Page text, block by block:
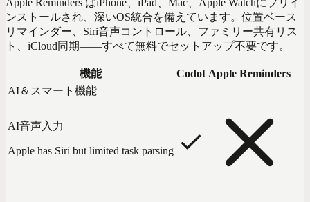
ンストールされ、深いOS統合を備えています。位置ベース
リマインダー、Siri音声コントロール、ファミリー共有リス
ト、iCloud同期——すべて無料でセットアップ不要です。
機能 Codot Apple Reminders
AI＆スマート機能
AI音声入力
Apple has Siri but limited task parsing